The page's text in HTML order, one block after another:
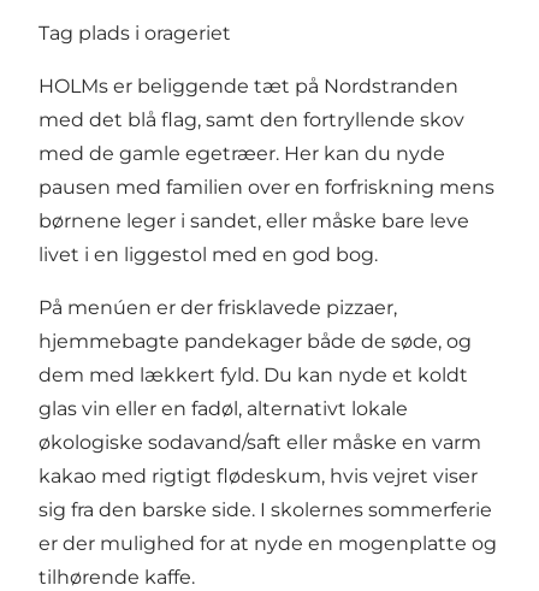
Tag plads i orageriet
HOLMs er beliggende tæt på Nordstranden
med det blå flag, samt den fortryllende skov
med de gamle egetræer. Her kan du nyde
pausen med familien over en forfriskning mens
børnene leger i sandet, eller måske bare leve
livet i en liggestol med en god bog.
På menúen er der frisklavede pizzaer,
hjemmebagte pandekager både de søde, og
dem med lækkert fyld. Du kan nyde et koldt
glas vin eller en fadøl, alternativt lokale
økologiske sodavand/saft eller måske en varm
kakao med rigtigt flødeskum, hvis vejret viser
sig fra den barske side. I skolernes sommerferie
er der mulighed for at nyde en mogenplatte og
tilhørende kaffe.